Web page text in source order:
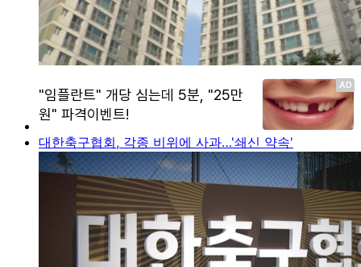
대한축구협회, 각종 비위에 사과…'쇄신 약속'